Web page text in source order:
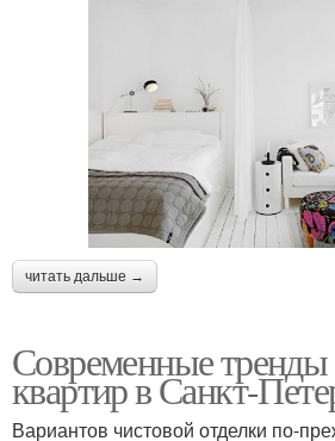
читать дальше →
Современные тренды
квартир в Санкт-
Вариантов чистовой отделки по-